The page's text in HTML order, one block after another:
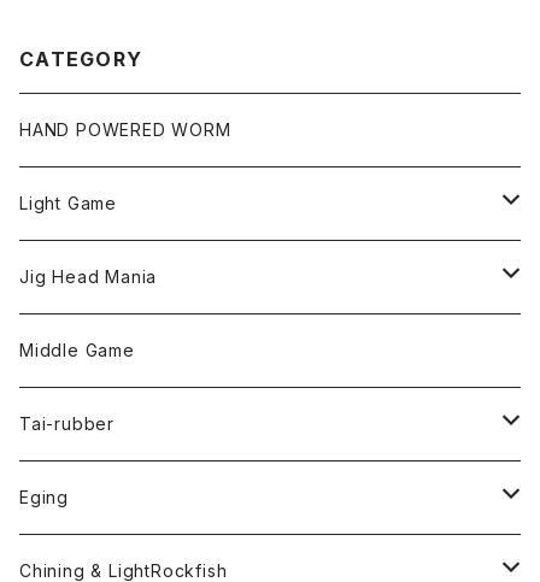
CATEGORY
HAND POWERED WORM
Light Game
LightGame Worm
Bスネイクmicro
Fリトリーバー
Snap
Handle Knob
Jig Head Mania
Phase-up
ピカルヘッド
LEVEL6
YARIE
ECOGEAR
Middle Game
Tai-rubber
TWObyTWO
ツートンネクタイ
ACTIVE
Eging
Egi
Chining & LightRockfish